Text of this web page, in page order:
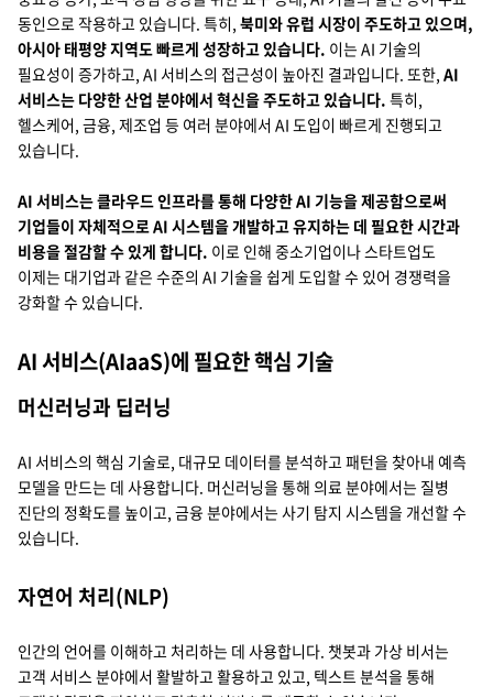
동인으로 작용하고 있습니다. 특히, 북미와 유럽 시장이 주도하고 있으며,
아시아 태평양 지역도 빠르게 성장하고 있습니다. 이는 AI 기술의
필요성이 증가하고, AI 서비스의 접근성이 높아진 결과입니다. 또한, AI
서비스는 다양한 산업 분야에서 혁신을 주도하고 있습니다. 특히,
헬스케어, 금융, 제조업 등 여러 분야에서 AI 도입이 빠르게 진행되고
있습니다.
AI 서비스는 클라우드 인프라를 통해 다양한 AI 기능을 제공함으로써
기업들이 자체적으로 AI 시스템을 개발하고 유지하는 데 필요한 시간과
비용을 절감할 수 있게 합니다. 이로 인해 중소기업이나 스타트업도
이제는 대기업과 같은 수준의 AI 기술을 쉽게 도입할 수 있어 경쟁력을
강화할 수 있습니다.
AI 서비스(AIaaS)에 필요한 핵심 기술
머신러닝과 딥러닝
AI 서비스의 핵심 기술로, 대규모 데이터를 분석하고 패턴을 찾아내 예측
모델을 만드는 데 사용합니다. 머신러닝을 통해 의료 분야에서는 질병
진단의 정확도를 높이고, 금융 분야에서는 사기 탐지 시스템을 개선할 수
있습니다.
자연어 처리(NLP)
인간의 언어를 이해하고 처리하는 데 사용합니다. 챗봇과 가상 비서는
고객 서비스 분야에서 활발하고 활용하고 있고, 텍스트 분석을 통해